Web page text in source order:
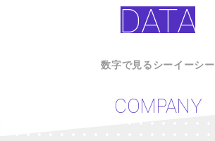
DATA
数字で見るシーイーシー
COMPANY